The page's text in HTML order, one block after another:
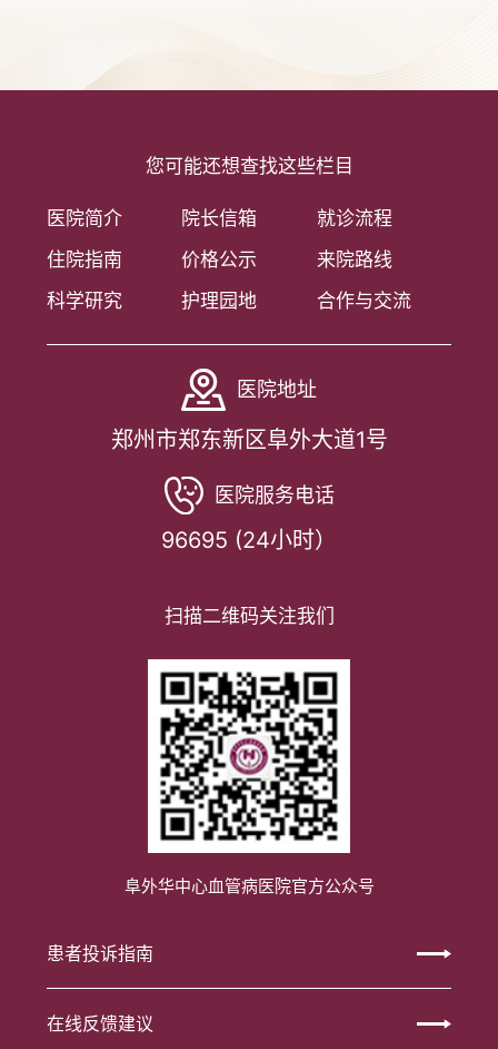
您可能还想查找这些栏目
医院简介 院长信箱
就诊流程
住院指南
价格公示
来院路线
科学研究
护理园地 合作与交流
医院地址
郑州市郑东新区阜外大道1号
医院服务电话
96695 (24小时）
扫描二维码关注我们
阜外华中心血管病医院官方公众号
患者投诉指南
在线反馈建议